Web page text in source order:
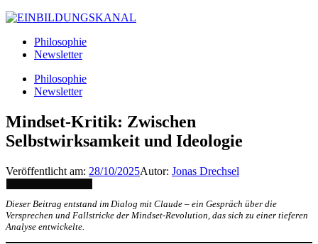
Philosophie
Newsletter
Philosophie
Newsletter
Mindset-Kritik: Zwischen
Selbstwirksamkeit und Ideologie
Veröffentlicht am: 28/10/2025Autor: Jonas Drechsel
Dieser Beitrag entstand im Dialog mit Claude – ein Gespräch über die
Versprechen und Fallstricke der Mindset-Revolution, das sich zu einer tieferen
Analyse entwickelte.